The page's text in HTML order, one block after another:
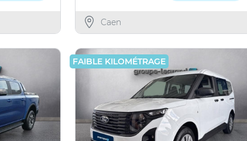
Caen
FAIBLE KILOMÉTRAGE